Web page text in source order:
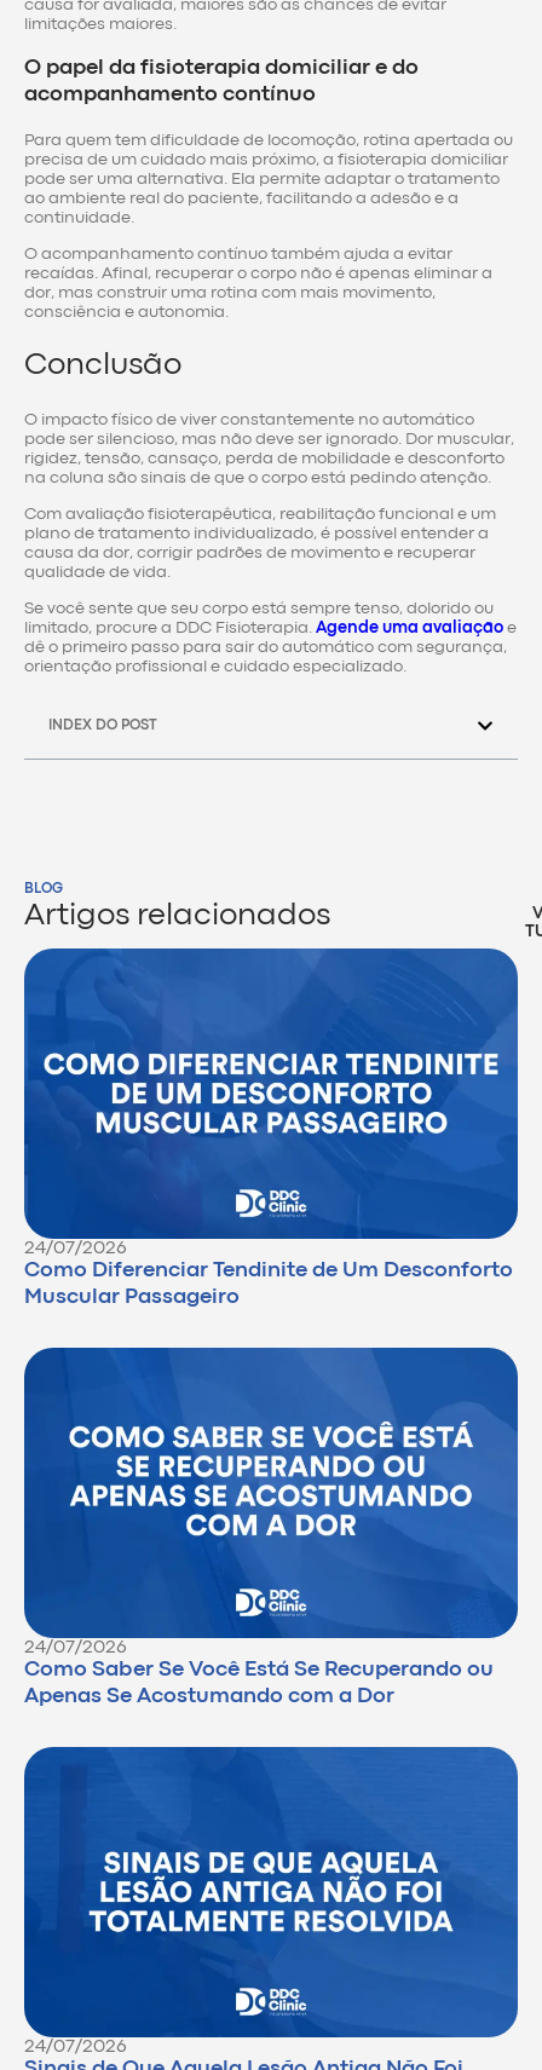
causa for avaliada, maiores são as chances de evitar
limitações maiores.
O papel da fisioterapia domiciliar e do
acompanhamento contínuo
Para quem tem dificuldade de locomoção, rotina apertada ou
precisa de um cuidado mais próximo, a fisioterapia domiciliar
pode ser uma alternativa. Ela permite adaptar o tratamento
ao ambiente real do paciente, facilitando a adesão e a
continuidade.
O acompanhamento contínuo também ajuda a evitar
recaídas. Afinal, recuperar o corpo não é apenas eliminar a
dor, mas construir uma rotina com mais movimento,
consciência e autonomia.
Conclusão
O impacto físico de viver constantemente no automático
pode ser silencioso, mas não deve ser ignorado. Dor muscular,
rigidez, tensão, cansaço, perda de mobilidade e desconforto
na coluna são sinais de que o corpo está pedindo atenção.
Com avaliação fisioterapêutica, reabilitação funcional e um
plano de tratamento individualizado, é possível entender a
causa da dor, corrigir padrões de movimento e recuperar
qualidade de vida.
Se você sente que seu corpo está sempre tenso, dolorido ou
limitado, procure a DDC Fisioterapia. Agende uma avaliação e
dê o primeiro passo para sair do automático com segurança,
orientação profissional e cuidado especializado.
INDEX DO POST
BLOG
Artigos relacionados
24/07/2026
Como Diferenciar Tendinite de Um Desconforto
Muscular Passageiro
24/07/2026
Como Saber Se Você Está Se Recuperando ou
Apenas Se Acostumando com a Dor
24/07/2026